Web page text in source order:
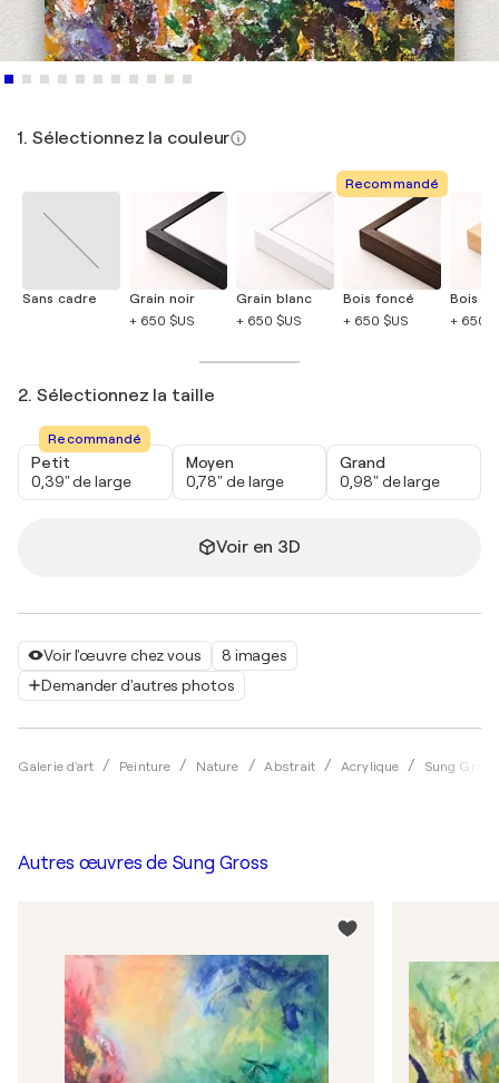
Voir l'œuvre chez vous
8 images
Demander d'autres photos
Galerie d'art Peinture Nature Abstrait Acrylique Sung Gross
1. Sélectionnez la couleur
Sans cadre
Grain noir
+ 650 $US
Grain blanc
+ 650 $US
Recommandé
Bois foncé
+ 650 $US
Bois
+ 650
2. Sélectionnez la taille
Recommandé
Petit
0,39" de large
Moyen
0,78" de large
Grand
0,98" de large
Voir en 3D
Autres œuvres de Sung Gross